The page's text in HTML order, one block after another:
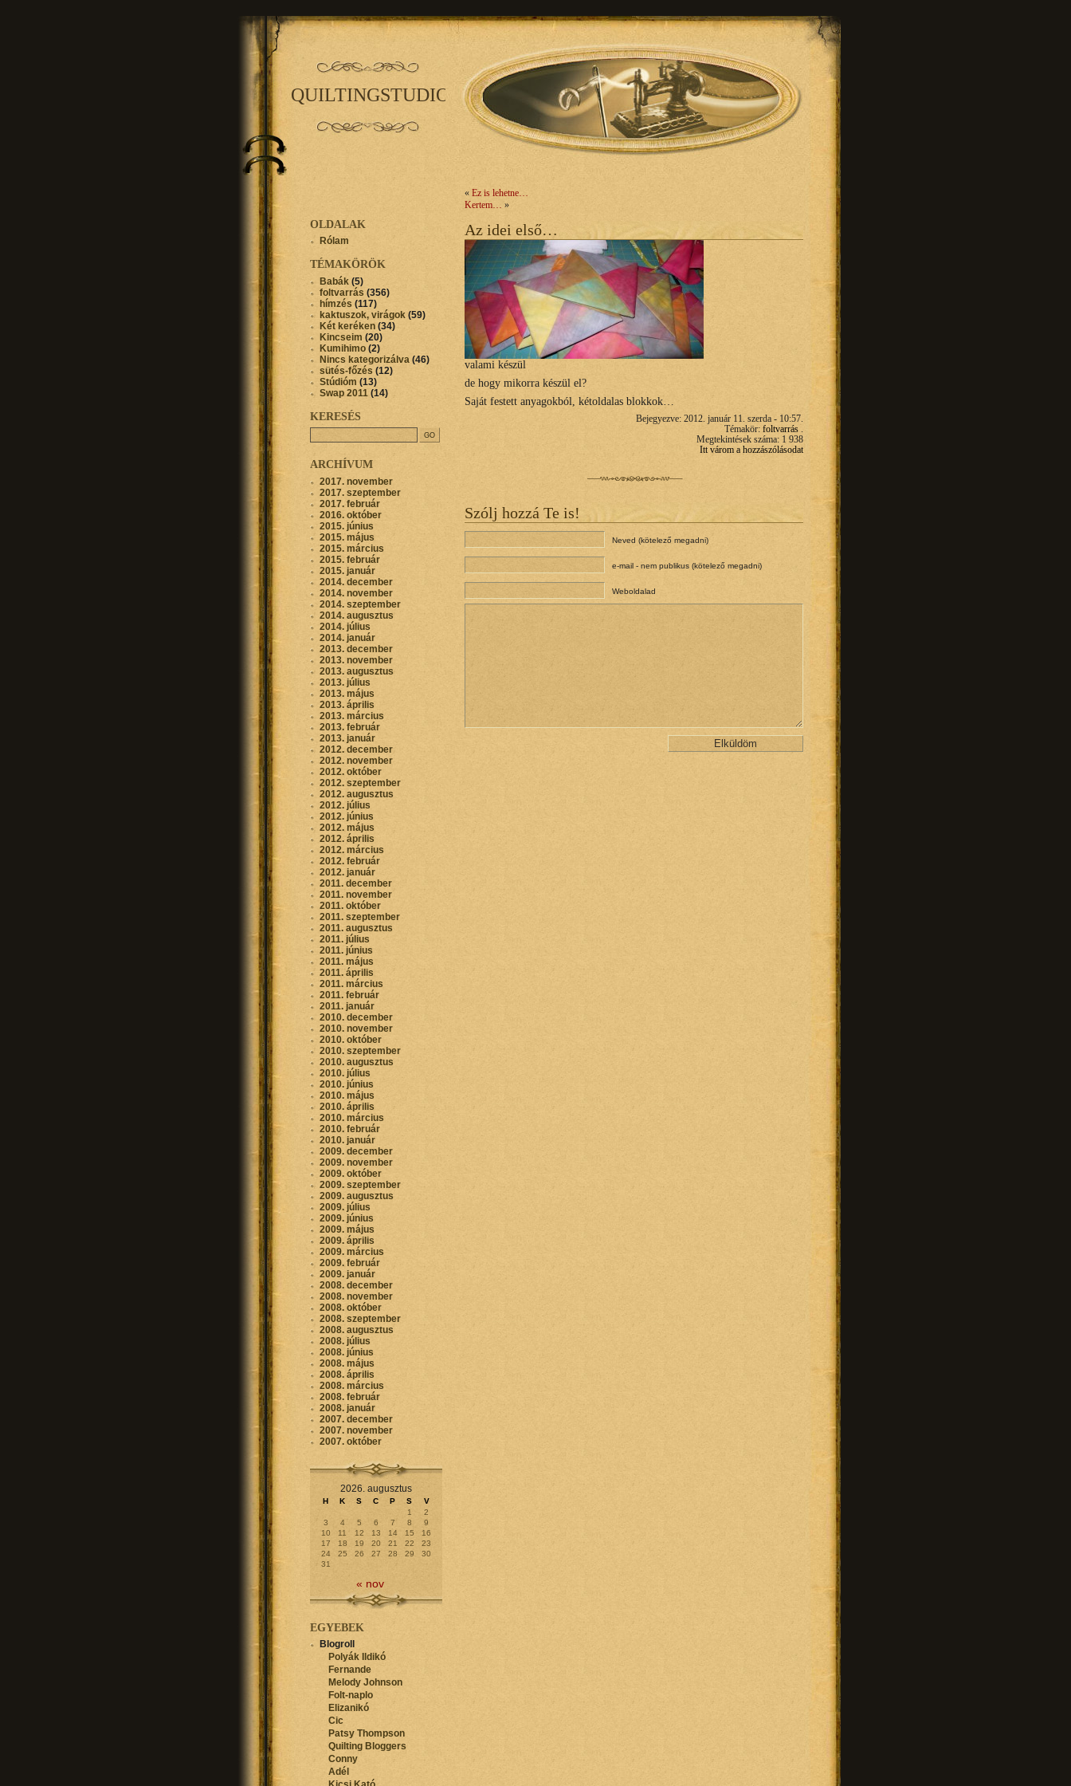
QUILTINGSTUDIO
« Ez is lehetne…
Kertem… »
Az idei első…
valami készül
de hogy mikorra készül el?
Saját festett anyagokból, kétoldalas blokkok…
Bejegyezve: 2012. január 11. szerda - 10:57.
Témakör: foltvarrás .
Megtekintések száma: 1 938
Itt várom a hozzászólásodat
Szólj hozzá Te is!
Neved (kötelező megadni)
e-mail - nem publikus (kötelező megadni)
Weboldalad
OLDALAK
Rólam
TÉMAKÖRÖK
Babák (5)
foltvarrás (356)
hímzés (117)
kaktuszok, virágok (59)
Két keréken (34)
Kincseim (20)
Kumihimo (2)
Nincs kategorizálva (46)
sütés-főzés (12)
Stúdióm (13)
Swap 2011 (14)
KERESÉS
ARCHÍVUM
2017. november
2017. szeptember
2017. február
2016. október
2015. június
2015. május
2015. március
2015. február
2015. január
2014. december
2014. november
2014. szeptember
2014. augusztus
2014. július
2014. január
2013. december
2013. november
2013. augusztus
2013. július
2013. május
2013. április
2013. március
2013. február
2013. január
2012. december
2012. november
2012. október
2012. szeptember
2012. augusztus
2012. július
2012. június
2012. május
2012. április
2012. március
2012. február
2012. január
2011. december
2011. november
2011. október
2011. szeptember
2011. augusztus
2011. július
2011. június
2011. május
2011. április
2011. március
2011. február
2011. január
2010. december
2010. november
2010. október
2010. szeptember
2010. augusztus
2010. július
2010. június
2010. május
2010. április
2010. március
2010. február
2010. január
2009. december
2009. november
2009. október
2009. szeptember
2009. augusztus
2009. július
2009. június
2009. május
2009. április
2009. március
2009. február
2009. január
2008. december
2008. november
2008. október
2008. szeptember
2008. augusztus
2008. július
2008. június
2008. május
2008. április
2008. március
2008. február
2008. január
2007. december
2007. november
2007. október
2026. augusztus
H K S C P S
V
1
2
3
4 5 6 7 8
9
10
11 12 13 14 15
16
17
18 19 20 21 22
23
24
25 26 27 28 29
30
31
« nov
EGYEBEK
Blogroll
Polyák Ildikó
Fernande
Melody Johnson
Folt-naplo
Elizanikó
Cic
Patsy Thompson
Quilting Bloggers
Conny
Adél